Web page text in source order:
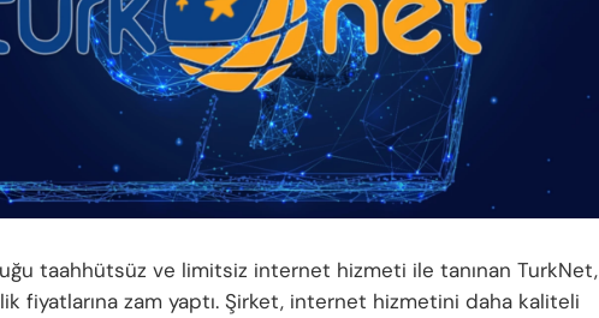
taahhütsüz ve limitsiz internet hizmeti ile tanınan TurkNet,
fiyatlarına zam yaptı. Şirket, internet hizmetini daha kaliteli